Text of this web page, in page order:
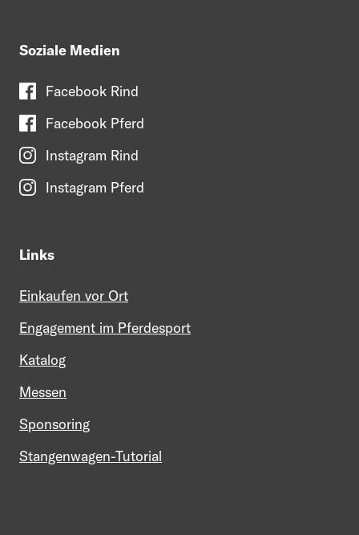
Soziale Medien
Facebook Rind
Facebook Pferd
Instagram Rind
Instagram Pferd
Links
Einkaufen vor Ort
Engagement im Pferdesport
Katalog
Messen
Sponsoring
Stangenwagen-Tutorial